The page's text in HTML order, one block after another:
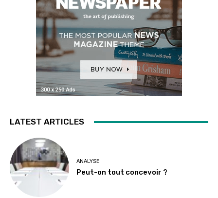
LATEST ARTICLES
ANALYSE
Peut-on tout concevoir ?